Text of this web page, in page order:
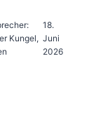
Kungel,
18.
Juni
2026